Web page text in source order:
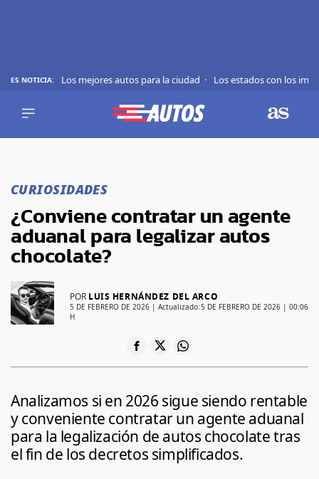
ES NOTICIA: Los mejores autos para la ciudad Los estados con los
REVIEWS
CURIOSIDADES
MARCAS
RANKINGS
SÍGUENOS
CURIOSIDADES
¿Conviene contratar un agente
aduanal para legalizar autos
chocolate?
POR LUIS HERNÁNDEZ DEL ARCO
5 DE FEBRERO DE 2026 | Actualizado: 5 DE FEBRERO DE 2026 | 00:06
H
Analizamos si en 2026 sigue siendo rentable
y conveniente contratar un agente aduanal
para la legalización de autos chocolate tras
el fin de los decretos simplificados.